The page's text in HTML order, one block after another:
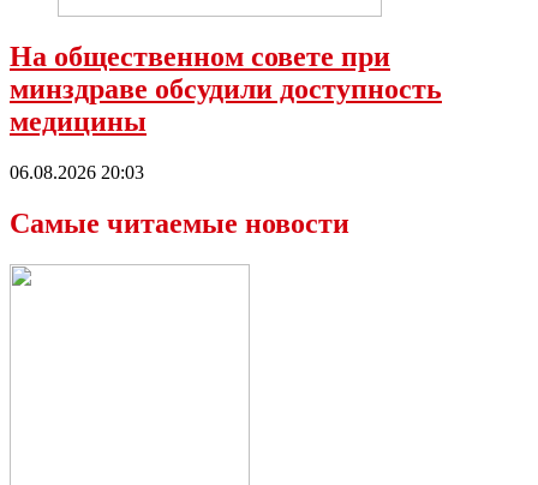
На общественном совете при
минздраве обсудили доступность
медицины
06.08.2026 20:03
Самые читаемые новости